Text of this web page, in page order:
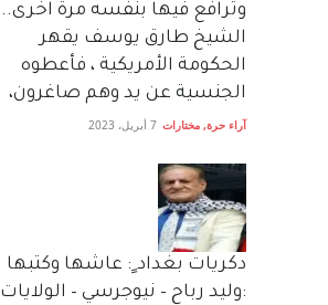
وترافع فيها بنفسه مرة اخرى..
الشيخ طارق يوسف يقهر
الحكومة الأمريكية ، فأعطوه
الجنسية عن يد وهم صاغرون،
آراء حرة, مختارات 7 أبريل، 2023
دكريات بغداد ٍ: عاشها وكتبها
:وليد رباح – نيوجرسي – الولايات